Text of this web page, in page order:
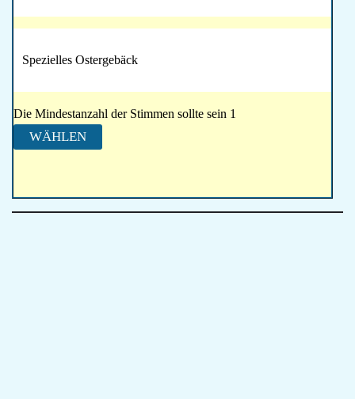
Spezielles Ostergebäck
Die Mindestanzahl der Stimmen sollte sein 1